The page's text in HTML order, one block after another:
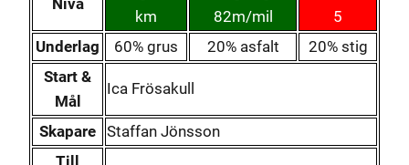
km
82m/mil
5
Underlag
60% grus 20% asfalt
20% stig
Start &
Mål
Ica Frösakull
Skapare Staffan Jönsson
Till